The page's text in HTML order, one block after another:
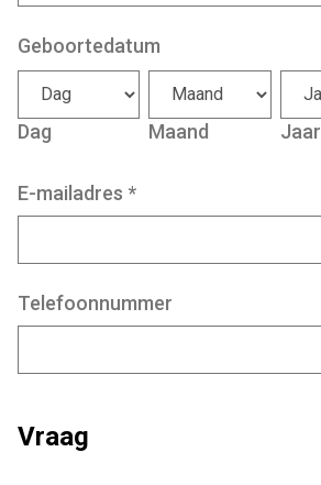
Geboortedatum
Dag Maand Jaar
E-mailadres *
Telefoonnummer
Vraag